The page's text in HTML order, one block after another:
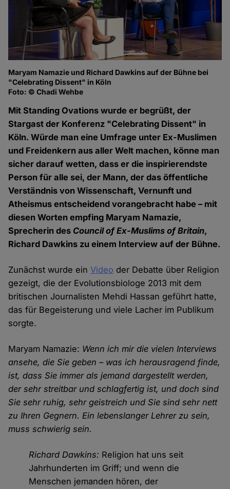
Maryam Namazie und Richard Dawkins auf der Bühne bei
"Celebrating Dissent" in Köln
Foto: © Chadi Wehbe
Mit Standing Ovations wurde er begrüßt, der
Stargast der Konferenz "Celebrating Dissent" in
Köln. Würde man eine Umfrage unter Ex-Muslimen
und Freidenkern aus aller Welt machen, könne man
sicher darauf wetten, dass er die inspirierendste
Person für alle sei, der Mann, der das öffentliche
Verständnis von Wissenschaft, Vernunft und
Atheismus entscheidend vorangebracht habe – mit
diesen Worten empfing Maryam Namazie,
Sprecherin des Council of Ex-Muslims of Britain,
Richard Dawkins zu einem Interview auf der Bühne.
Zunächst wurde einVideo der Debatte über Religion
gezeigt, die der Evolutionsbiologe 2013 mit dem
britischen Journalisten Mehdi Hassan geführt hatte,
das für Begeisterung und viele Lacher im Publikum
sorgte.
Maryam Namazie: Wenn ich mir die vielen Interviews
ansehe, die Sie geben – was ich herausragend finde,
ist, dass Sie immer als jemand dargestellt werden,
der sehr streitbar und schlagfertig ist, und doch sind
Sie sehr ruhig, sehr geistreich und Sie sind sehr nett
zu Ihren Gegnern. Ein lebenslanger Lehrer zu sein,
muss schwierig sein.
Richard Dawkins: Religion hat uns seit
Jahrhunderten im Griff; und wenn die
Menschen jemanden hören, der